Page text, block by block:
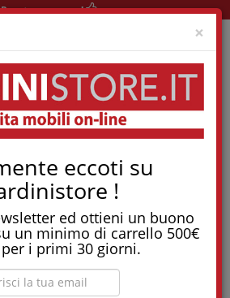
×
eccoti su
!
ed ottieni un buono
un minimo di carrello 500€
i primi 30 giorni.
Pronta consegna!
Elettrodomestici!
a Molle